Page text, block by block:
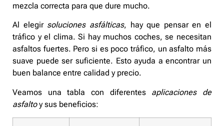
mezcla correcta para que dure mucho.
Al elegir soluciones asfálticas, hay que pensar en el
tráfico y el clima. Si hay muchos coches, se necesitan
asfaltos fuertes. Pero si es poco tráfico, un asfalto más
suave puede ser suficiente. Esto ayuda a encontrar un
buen balance entre calidad y precio.
Veamos una tabla con diferentes aplicaciones de
asfaltoy sus beneficios: